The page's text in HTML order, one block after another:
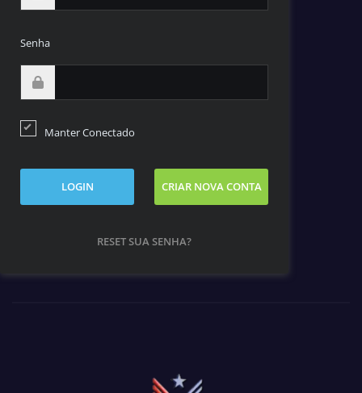
Senha
Manter Conectado
LOGIN CRIAR NOVA CONTA
RESET SUA SENHA?